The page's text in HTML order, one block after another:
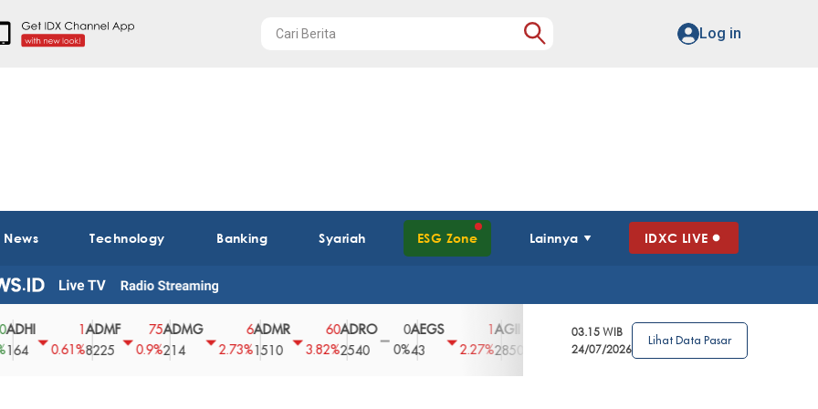
Log in
Technology Banking Syariah ESG Zone Lainnya IDXC LIVE
0.61%
ADMF
8225
0.9%
ADMG
214
2.73%
ADMR
1510
3.82%
ADRO
2540
0%
AEGS
43
2.27%
AGII
2850
3.39%
AGRO
4
2.63%
0%
03.15 WIB
24/07/2026
Lihat Data Pasar